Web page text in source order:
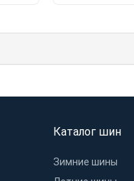
Каталог шин
Зимние шины